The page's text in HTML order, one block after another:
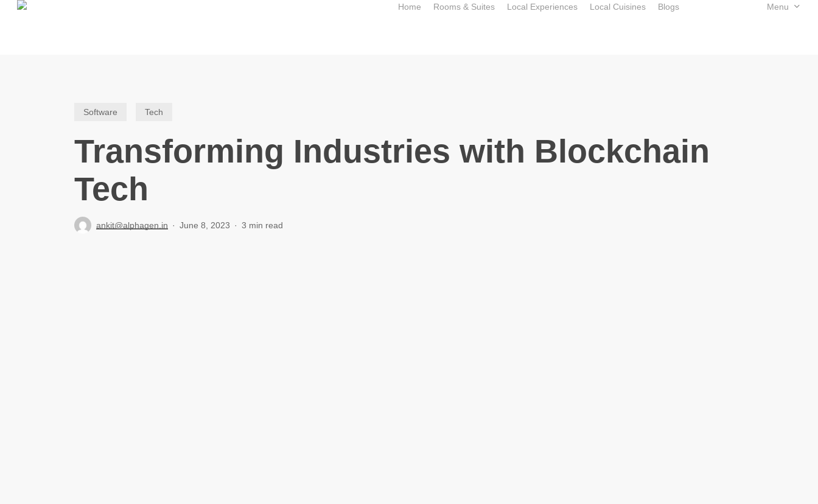
Home Rooms & Suites Local Experiences Local Cuisines Blogs Menu
Software Tech
Transforming Industries with Blockchain
Tech
ankit@alphagen.in June 8, 2023 3 min read